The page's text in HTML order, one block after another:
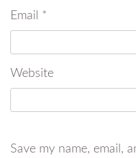
Email *
Website
Save my name, email,